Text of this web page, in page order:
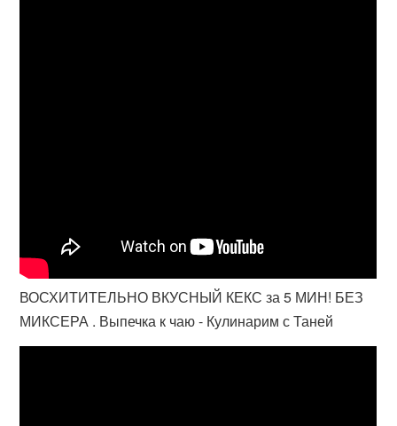
ВОСХИТИТЕЛЬНО ВКУСНЫЙ КЕКС за 5 МИН! БЕЗ
МИКСЕРА . Выпечка к чаю - Кулинарим с Таней